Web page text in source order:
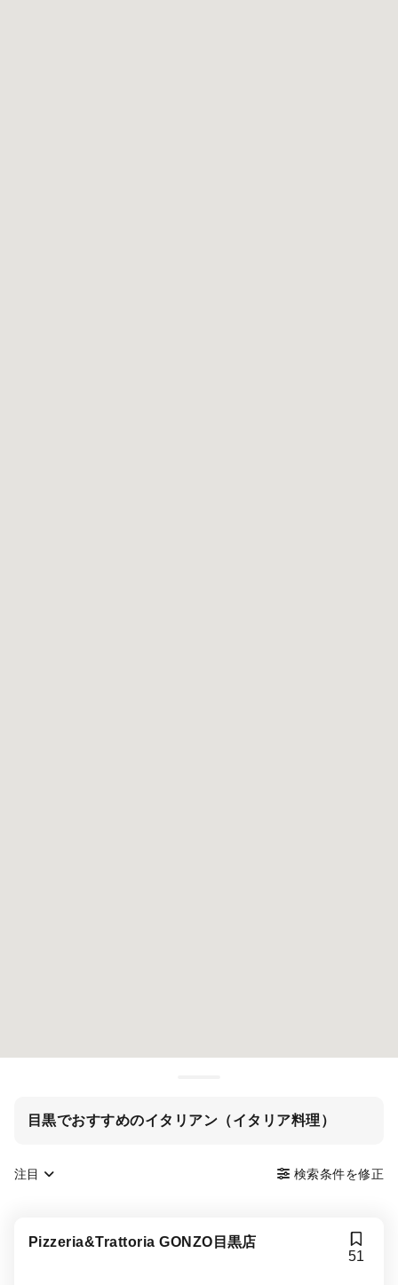
目黒でおすすめのイタリアン（イタリア料理）
注目 検索条件を修正
Pizzeria&Trattoria GONZO目黒店
51